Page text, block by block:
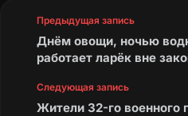
Предыдущая запись
Днём овощи, ночью
работает ларёк вне
Следующая запись
Жители 32-го военного